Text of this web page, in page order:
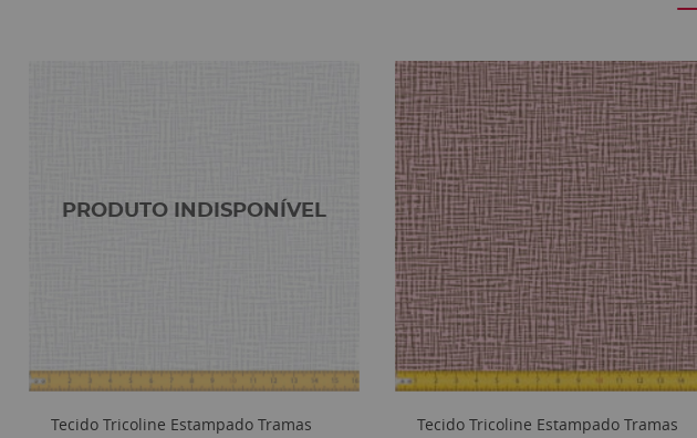
Tecido Tricoline Estampado Tramas
Tecido Tricoline Estampado Tramas